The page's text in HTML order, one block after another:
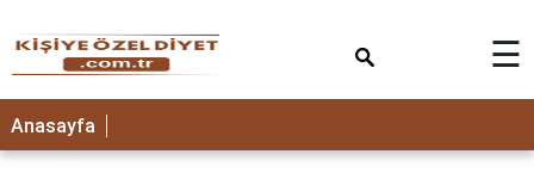
ANASAYFA
☰
Anasayfa